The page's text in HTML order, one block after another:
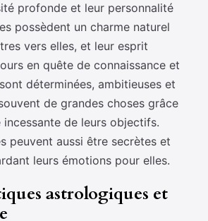
profonde et leur personnalité
possèdent un charme naturel
vers elles, et leur esprit
en quête de connaissance et
déterminées, ambitieuses et
de grandes choses grâce
de leurs objectifs.
peuvent aussi être secrètes et
leurs émotions pour elles.
astrologiques et